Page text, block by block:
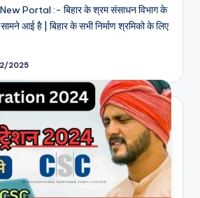
Portal :- बिहार के श्रम संसाधन विभाग के
आई है | बिहार के सभी निर्माण श्रमिको के लिए
2025